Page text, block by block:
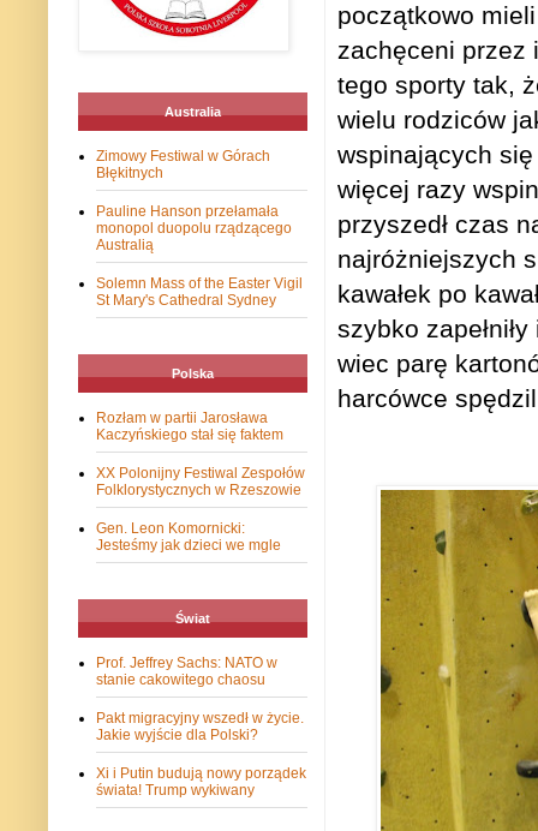
początkowo
zachęceni przez
tego sporty tak,
wielu rodziców
wspinających
więcej razy
przyszedł czas
najróżniejszych
kawałek po
szybko zapełniły
wiec parę
harcówce
Australia
Zimowy Festiwal w Górach
Błękitnych
Pauline Hanson przełamała
monopol duopolu rządzącego
Australią
Solemn Mass of the Easter Vigil
St Mary's Cathedral Sydney
Polska
Rozłam w partii Jarosława
Kaczyńskiego stał się faktem
XX Polonijny Festiwal Zespołów
Folklorystycznych w Rzeszowie
Gen. Leon Komornicki:
Jesteśmy jak dzieci we mgle
Świat
Prof. Jeffrey Sachs: NATO w
stanie cakowitego chaosu
Pakt migracyjny wszedł w życie.
Jakie wyjście dla Polski?
Xi i Putin budują nowy porządek
świata! Trump wykiwany